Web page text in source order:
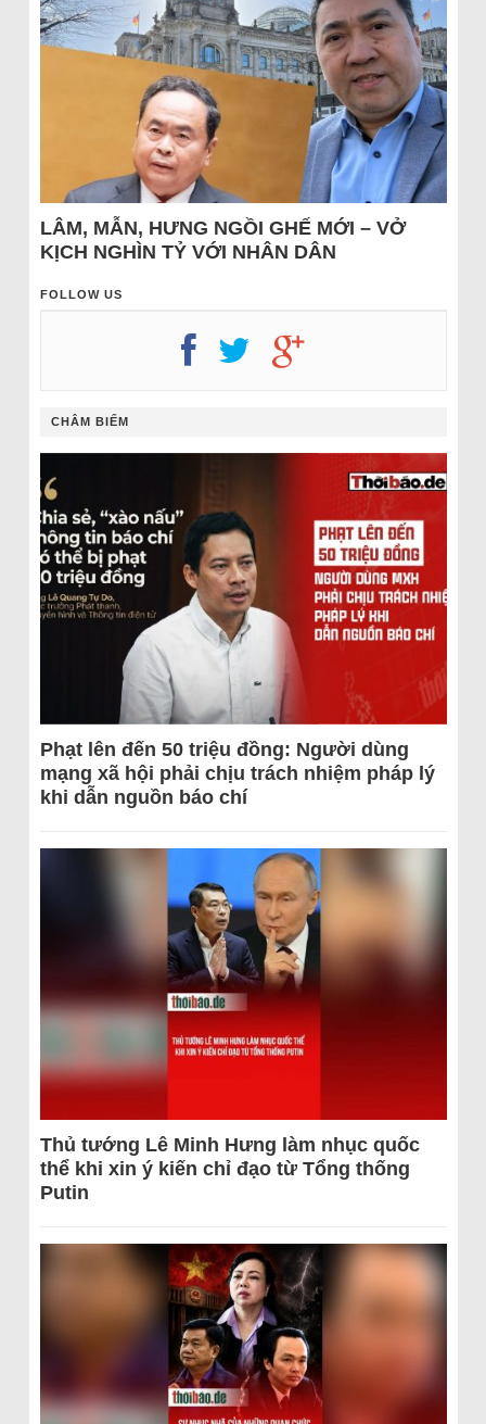
LÂM, MẪN, HƯNG NGỒI GHẾ MỚI – VỞ
KỊCH NGHÌN TỶ VỚI NHÂN DÂN
FOLLOW US
CHÂM BIẾM
Phạt lên đến 50 triệu đồng: Người dùng
mạng xã hội phải chịu trách nhiệm pháp lý
khi dẫn nguồn báo chí
Thủ tướng Lê Minh Hưng làm nhục quốc
thể khi xin ý kiến chỉ đạo từ Tổng thống
Putin